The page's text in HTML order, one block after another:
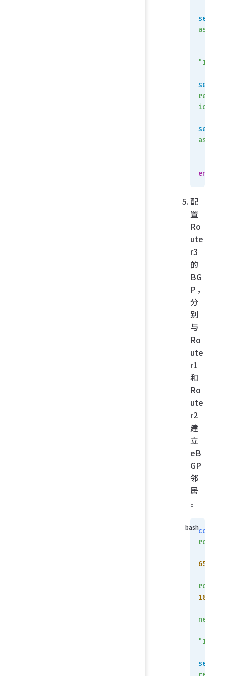
set
as
set
ion
set
as
end
配
置
Ro
ute
r3
的
BG
P，
分
别
与
Ro
ute
r1
和
Ro
ute
r2
建
立
eB
GP
邻
居
。
config
router
65002
set